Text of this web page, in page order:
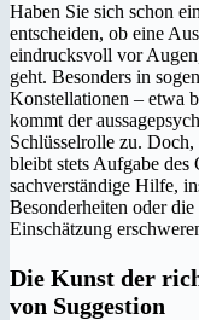
Haben Sie sich schon
entscheiden, ob eine
eindrucksvoll vor
geht. Besonders in
Konstellationen – etwa
kommt der
Schlüsselrolle zu.
bleibt stets Aufgabe des
sachverständige Hilfe,
Besonderheiten oder
Einschätzung
Die Kunst der
von Suggestion